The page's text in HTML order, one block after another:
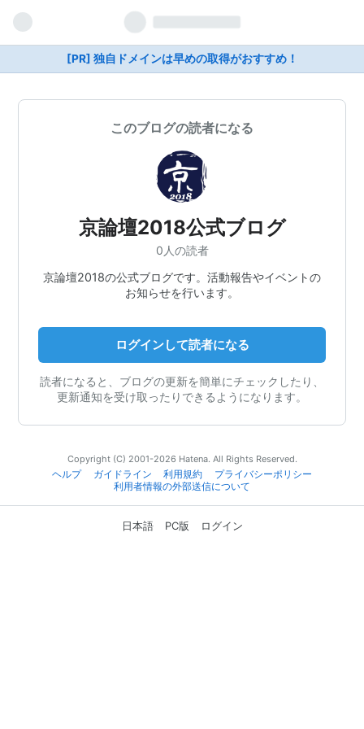
[PR] 独自ドメインは早めの取得がおすすめ！
このブログの読者になる
京論壇2018公式ブログ
0人の読者
京論壇2018の公式ブログです。活動報告やイベントの
お知らせを行います。
ログインして読者になる
読者になると、ブログの更新を簡単にチェックしたり、
更新通知を受け取ったりできるようになります。
Copyright (C) 2001-2026 Hatena. All Rights Reserved.
ヘルプ
ガイドライン 利用規約
プライバシーポリシー
利用者情報の外部送信について
日本語 PC版 ログイン